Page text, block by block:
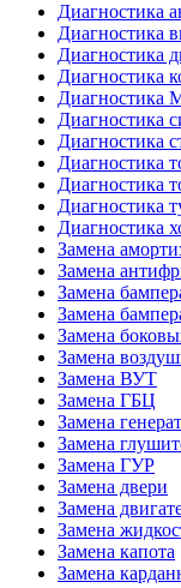
Диагностика
Диагностика
Диагностика
Диагностика
Диагностика
Диагностика
Диагностика
Диагностика
Диагностика
Диагностика
Замена
Замена
Замена
Замена
Замена
Замена
Замена ВУТ
Замена ГБЦ
Замена
Замена
Замена ГУР
Замена двери
Замена
Замена
Замена капота
Замена